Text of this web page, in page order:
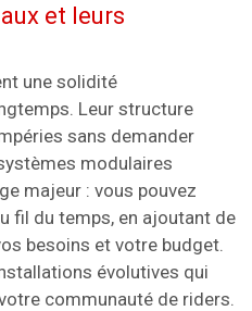
et leurs
une solidité
Leur structure
sans demander
modulaires
majeur : vous pouvez
fil du temps, en ajoutant de
besoins et votre budget.
évolutives qui
communauté de riders.